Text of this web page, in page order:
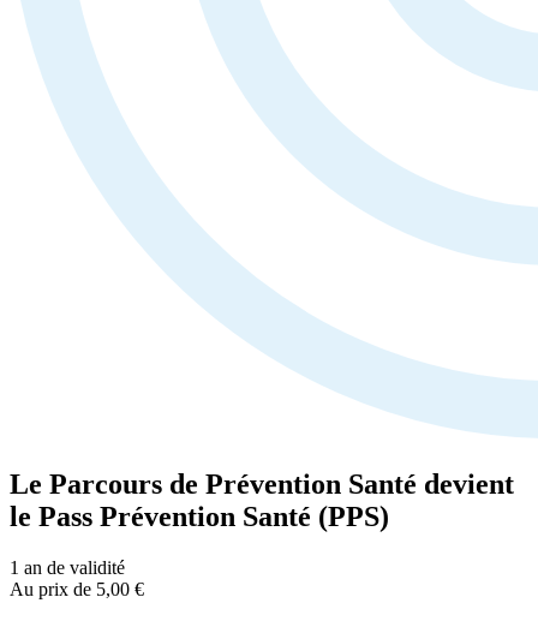
Le Parcours de Prévention Santé devient
le Pass Prévention Santé (PPS)
1 an de validité
Au prix de 5,00 €